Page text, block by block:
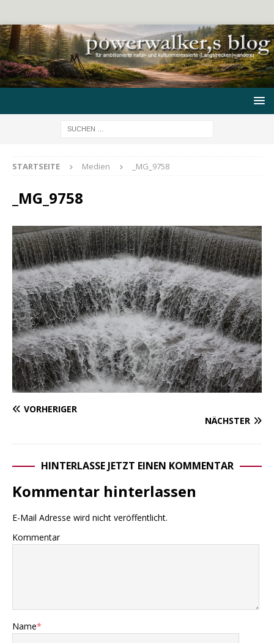
STARTSEITE Medien _MG_9758
_MG_9758
VORHERIGER
NÄCHSTER
HINTERLASSE JETZT EINEN KOMMENTAR
Kommentar hinterlassen
E-Mail Adresse wird nicht veröffentlicht.
Kommentar
Name*